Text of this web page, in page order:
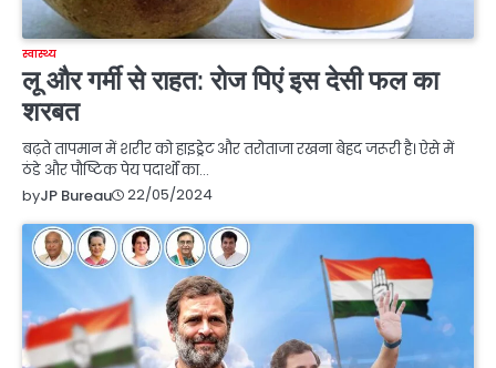
स्वास्थ्य
लू और गर्मी से राहत: रोज पिएं इस देसी फल का
शरबत
बढ़ते तापमान में शरीर को हाइड्रेट और तरोताजा रखना बेहद जरूरी है। ऐसे में
ठंडे और पौष्टिक पेय पदार्थों का…
byJP Bureau 22/05/2024